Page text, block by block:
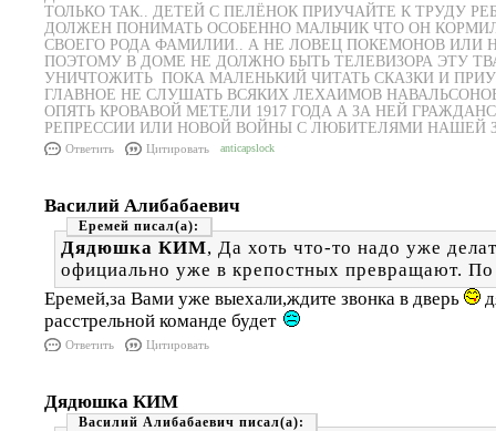
ТОЛЬКО ТАК.. ДЕТЕЙ С ПЕЛЁНОК ПРИУЧАЙТЕ К ТРУДУ
ДОЛЖЕН ПОНИМАТЬ ОСОБЕННО МАЛЬЧИК ЧТО ОН
СВОЕГО РОДА ФАМИЛИИ.. А НЕ ЛОВЕЦ ПОКЕМОНОВ ИЛИ
ПОЭТОМУ В ДОМЕ НЕ ДОЛЖНО БЫТЬ ТЕЛЕВИЗОРА ЭТУ
УНИЧТОЖИТЬ ПОКА МАЛЕНЬКИЙ ЧИТАТЬ СКАЗКИ И
ГЛАВНОЕ НЕ СЛУШАТЬ ВСЯКИХ ЛЕХАИМОВ
ОПЯТЬ КРОВАВОЙ МЕТЕЛИ 1917 ГОДА А ЗА НЕЙ
РЕПРЕССИИ ИЛИ НОВОЙ ВОЙНЫ С ЛЮБИТЕЛЯМИ НАШЕЙ
Ответить Цитировать anticapslock
Василий Алибабаевич
Еремей
Дядюшка КИМ, Да хоть что-то надо уже
официально уже в крепостных превращают.
Еремей,за Вами уже выехали,ждите звонка в дверь
расстрельной команде будет
Ответить Цитировать
Дядюшка КИМ
Василий Алибабаевич